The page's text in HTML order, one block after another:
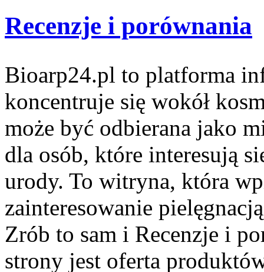
Recenzje i porównania
Bioarp24.pl to platforma
koncentruje się wokół
może być odbierana jako
dla osób, które interesują
urody. To witryna, która
zainteresowanie
Zrób to sam i Recenzje i
strony jest oferta